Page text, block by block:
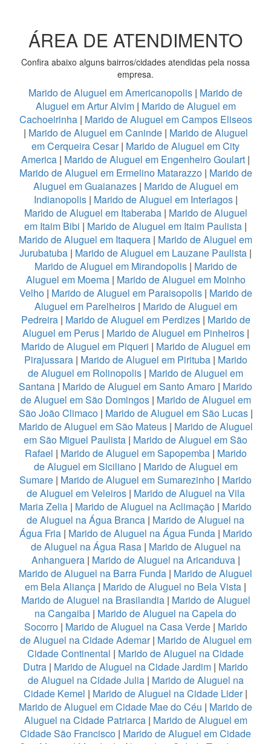
ÁREA DE ATENDIMENTO
Confira abaixo alguns bairros/cidades atendidas pela nossa
empresa.
Marido de Aluguel em Americanopolis | Marido de
Aluguel em Artur Alvim | Marido de Aluguel em
Cachoeirinha| Marido de Aluguel em Campos Eliseos
| Marido de Aluguel em Caninde| Marido de Aluguel
em Cerqueira Cesar| Marido de Aluguel em City
America | Marido de Aluguel em Engenheiro Goulart |
Marido de Aluguel em Ermelino Matarazzo | Marido de
Aluguel em Guaianazes| Marido de Aluguel em
Indianopolis| Marido de Aluguel em Interlagos|
Marido de Aluguel em Itaberaba| Marido de Aluguel
em Itaim Bibi | Marido de Aluguel em Itaim Paulista |
Marido de Aluguel em Itaquera | Marido de Aluguel em
Jurubatuba | Marido de Aluguel em Lauzane Paulista |
Marido de Aluguel em Mirandopolis| Marido de
Aluguel em Moema| Marido de Aluguel em Moinho
Velho | Marido de Aluguel em Paraisopolis| Marido de
Aluguel em Parelheiros| Marido de Aluguel em
Pedreira| Marido de Aluguel em Perdizes| Marido de
Aluguel em Perus| Marido de Aluguel em Pinheiros|
Marido de Aluguel em Piqueri | Marido de Aluguel em
Pirajussara| Marido de Aluguel em Pirituba| Marido
de Aluguel em Rolinopolis | Marido de Aluguel em
Santana | Marido de Aluguel em Santo Amaro | Marido
de Aluguel em São Domingos| Marido de Aluguel em
São João Climaco| Marido de Aluguel em São Lucas|
Marido de Aluguel em São Mateus | Marido de Aluguel
em São Miguel Paulista | Marido de Aluguel em São
Rafael | Marido de Aluguel em Sapopemba | Marido
de Aluguel em Siciliano| Marido de Aluguel em
Sumare | Marido de Aluguel em Sumarezinho | Marido
de Aluguel em Veleiros| Marido de Aluguel na Vila
Maria Zelia | Marido de Aluguel na Aclimação | Marido
de Aluguel na Água Branca | Marido de Aluguel na
Água Fria| Marido de Aluguel na Água Funda| Marido
de Aluguel na Água Rasa | Marido de Aluguel na
Anhanguera| Marido de Aluguel na Aricanduva|
Marido de Aluguel na Barra Funda | Marido de Aluguel
em Bela Aliança | Marido de Aluguel no Bela Vista |
Marido de Aluguel na Brasilandia| Marido de Aluguel
na Cangaiba | Marido de Aluguel na Capela do
Socorro | Marido de Aluguel na Casa Verde| Marido
de Aluguel na Cidade Ademar| Marido de Aluguel em
Cidade Continental | Marido de Aluguel na Cidade
Dutra | Marido de Aluguel na Cidade Jardim | Marido
de Aluguel na Cidade Julia | Marido de Aluguel na
Cidade Kemel | Marido de Aluguel na Cidade Lider|
Marido de Aluguel em Cidade Mae do Céu | Marido de
Aluguel na Cidade Patriarca| Marido de Aluguel em
Cidade São Francisco | Marido de Aluguel em Cidade